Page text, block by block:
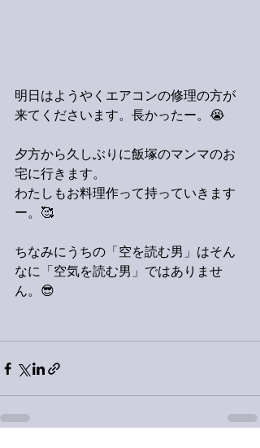
明日はようやくエアコンの修理の方が
来てくださいます。長かったー。😭
夕方から久しぶりに飯塚のマンマのお
宅に行きます。
わたしもお料理作って持っていきます
ー。🥰
ちなみにうちの「空を読む男」はそん
なに「空気を読む男」ではありませ
ん。😎